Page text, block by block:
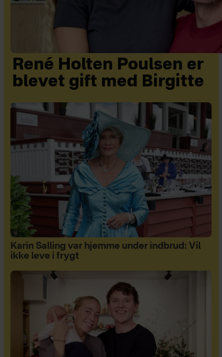
René Holten Poulsen er
blevet gift med Birgitte
Karin Salling var hjemme under indbrud: Vil
ikke leve i frygt